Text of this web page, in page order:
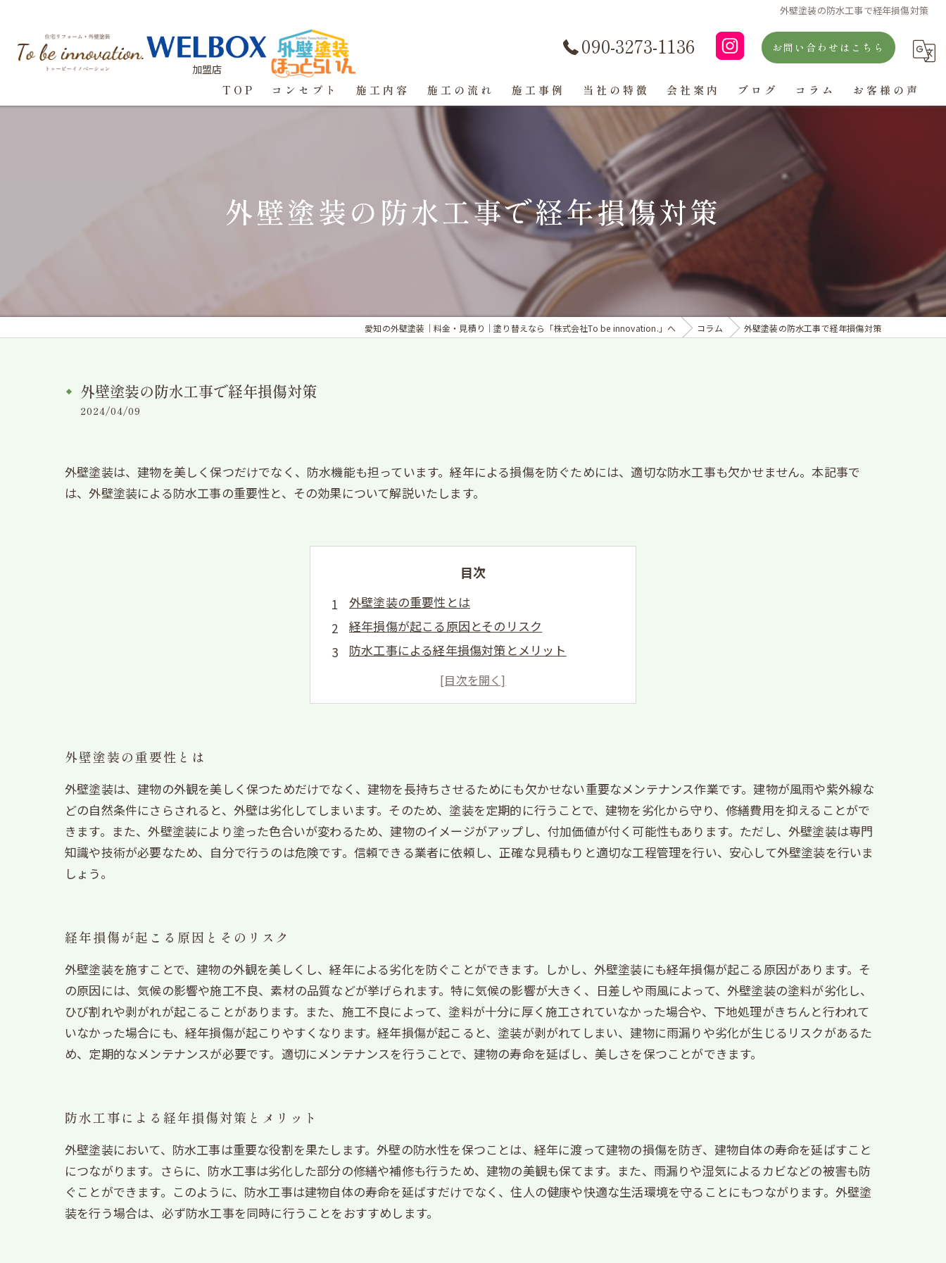
外壁塗装の防水工事で経年損傷対策
加盟店
090-3273-1136 お問い合わせはこちら
TOP コンセプト 施工内容 施工の流れ 施工事例 当社の特徴
戸建て
マンション
防水工事
コーキング
会社案内
よくある質問
ブログ コラム お客様の声
外壁塗装の防水工事で経年損傷対策
愛知の外壁塗装｜料金・見積り｜塗り替えなら「株式会社To be innovation.」へ コラム 外壁塗装の防水工事で経年損傷対策
外壁塗装の防水工事で経年損傷対策
2024/04/09
外壁塗装は、建物を美しく保つだけでなく、防水機能も担っています。経年による損傷を防ぐためには、適切な防水工事も欠かせません。本記事で
は、外壁塗装による防水工事の重要性と、その効果について解説いたします。
目次
外壁塗装の重要性とは
経年損傷が起こる原因とそのリスク
防水工事による経年損傷対策とメリット
防水工事の施工方法と種類
外壁塗装の重要性とは
外壁塗装は、建物の外観を美しく保つためだけでなく、建物を長持ちさせるためにも欠かせない重要なメンテナンス作業です。建物が風雨や紫外線な
どの自然条件にさらされると、外壁は劣化してしまいます。そのため、塗装を定期的に行うことで、建物を劣化から守り、修繕費用を抑えることがで
きます。また、外壁塗装により塗った色合いが変わるため、建物のイメージがアップし、付加価値が付く可能性もあります。ただし、外壁塗装は専門
知識や技術が必要なため、自分で行うのは危険です。信頼できる業者に依頼し、正確な見積もりと適切な工程管理を行い、安心して外壁塗装を行いま
しょう。
経年損傷が起こる原因とそのリスク
外壁塗装を施すことで、建物の外観を美しくし、経年による劣化を防ぐことができます。しかし、外壁塗装にも経年損傷が起こる原因があります。そ
の原因には、気候の影響や施工不良、素材の品質などが挙げられます。特に気候の影響が大きく、日差しや雨風によって、外壁塗装の塗料が劣化し、
ひび割れや剥がれが起こることがあります。また、施工不良によって、塗料が十分に厚く施工されていなかった場合や、下地処理がきちんと行われて
いなかった場合にも、経年損傷が起こりやすくなります。経年損傷が起こると、塗装が剥がれてしまい、建物に雨漏りや劣化が生じるリスクがあるた
め、定期的なメンテナンスが必要です。適切にメンテナンスを行うことで、建物の寿命を延ばし、美しさを保つことができます。
防水工事による経年損傷対策とメリット
外壁塗装において、防水工事は重要な役割を果たします。外壁の防水性を保つことは、経年に渡って建物の損傷を防ぎ、建物自体の寿命を延ばすこと
につながります。さらに、防水工事は劣化した部分の修繕や補修も行うため、建物の美観も保てます。また、雨漏りや湿気によるカビなどの被害も防
ぐことができます。このように、防水工事は建物自体の寿命を延ばすだけでなく、住人の健康や快適な生活環境を守ることにもつながります。外壁塗
装を行う場合は、必ず防水工事を同時に行うことをおすすめします。